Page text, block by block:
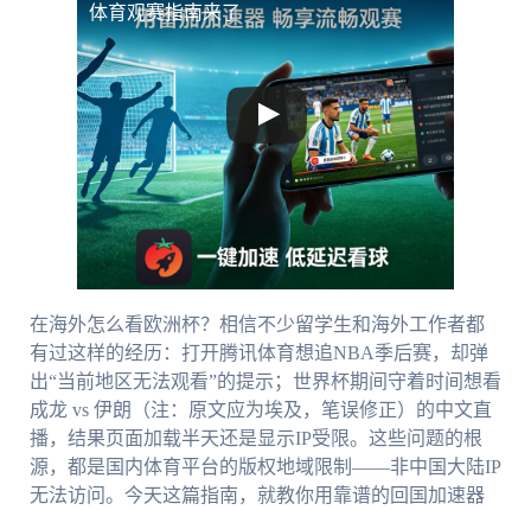
体育观赛指南来了
在海外怎么看欧洲杯？相信不少留学生和海外工作者都
有过这样的经历：打开腾讯体育想追NBA季后赛，却弹
出“当前地区无法观看”的提示；世界杯期间守着时间想看
成龙 vs 伊朗（注：原文应为埃及，笔误修正）的中文直
播，结果页面加载半天还是显示IP受限。这些问题的根
源，都是国内体育平台的版权地域限制——非中国大陆IP
无法访问。今天这篇指南，就教你用靠谱的回国加速器